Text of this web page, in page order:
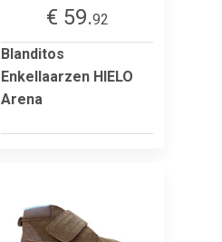
€ 59.92
Blanditos
Enkellaarzen HIELO
Arena